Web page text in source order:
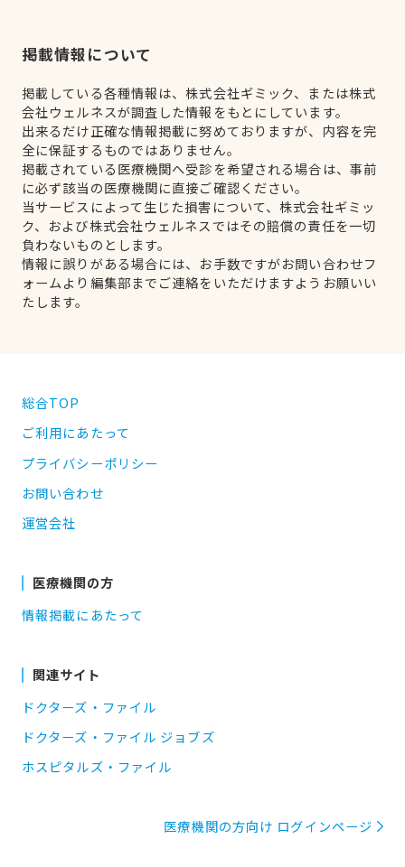
掲載情報について
掲載している各種情報は、株式会社ギミック、または株式
会社ウェルネスが調査した情報をもとにしています。
出来るだけ正確な情報掲載に努めておりますが、内容を完
全に保証するものではありません。
掲載されている医療機関へ受診を希望される場合は、事前
に必ず該当の医療機関に直接ご確認ください。
当サービスによって生じた損害について、株式会社ギミッ
ク、および株式会社ウェルネスではその賠償の責任を一切
負わないものとします。
情報に誤りがある場合には、お手数ですがお問い合わせフ
ォームより編集部までご連絡をいただけますようお願いい
たします。
総合TOP
ご利用にあたって
プライバシーポリシー
お問い合わせ
運営会社
医療機関の方
情報掲載にあたって
関連サイト
ドクターズ・ファイル
ドクターズ・ファイル ジョブズ
ホスピタルズ・ファイル
医療機関の方向け ログインページ